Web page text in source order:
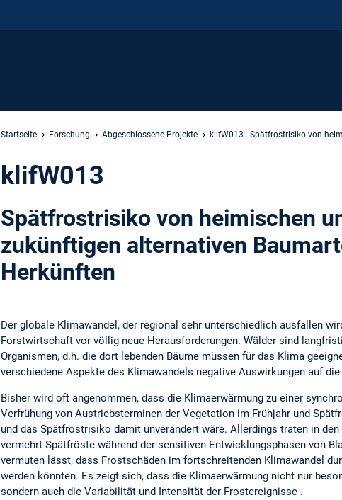
Startseite Forschung Abgeschlossene Projekte klifW013 - Spätfrostrisiko von
klifW013
Spätfrostrisiko von heimischen
zukünftigen alternativen
Herkünften
Der globale Klimawandel, der regional sehr unterschiedlich ausfallen
Forstwirtschaft vor völlig neue Herausforderungen. Wälder sind
Organismen, d.h. die dort lebenden Bäume müssen für das Klima
verschiedene Aspekte des Klimawandels negative Auswirkungen auf
Bisher wird oft angenommen, dass die Klimaerwärmung zu einer
Verfrühung von Austriebsterminen der Vegetation im Frühjahr und
und das Spätfrostrisiko damit unverändert wäre. Allerdings traten in
vermehrt Spätfröste während der sensitiven Entwicklungsphasen von
vermuten lässt, dass Frostschäden im fortschreitenden Klimawandel
werden könnten. Es zeigt sich, dass die Klimaerwärmung nicht nur
sondern auch die Variabilität und Intensität der Frostereignisse .